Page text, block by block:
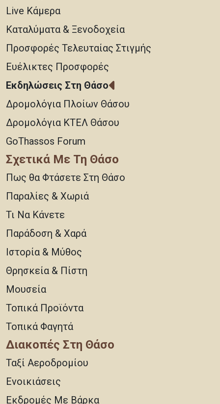
Live Κάμερα
Καταλύματα & Ξενοδοχεία
Προσφορές Τελευταίας Στιγμής
Ευέλικτες Προσφορές
Εκδηλώσεις Στη Θάσο
Δρομολόγια Πλοίων Θάσου
Δρομολόγια ΚΤΕΛ Θάσου
GoThassos Forum
Σχετικά Με Τη Θάσο
Πως θα Φτάσετε Στη Θάσο
Παραλίες & Χωριά
Τι Να Κάνετε
Παράδοση & Χαρά
Ιστορία & Μύθος
Θρησκεία & Πίστη
Μουσεία
Τοπικά Προϊόντα
Τοπικά Φαγητά
Διακοπές Στη Θάσο
Ταξί Αεροδρομίου
Ενοικιάσεις
Εκδρομές Με Βάρκα